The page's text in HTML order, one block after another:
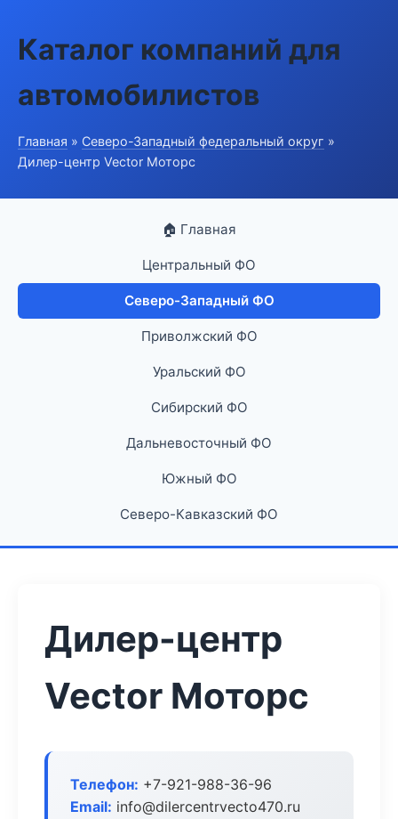
Каталог компаний для
автомобилистов
Главная » Северо-Западный федеральный округ »
Дилер-центр Vector Моторс
🏠 Главная
Центральный ФО
Северо-Западный ФО
Приволжский ФО
Уральский ФО
Сибирский ФО
Дальневосточный ФО
Южный ФО
Северо-Кавказский ФО
Дилер-центр
Vector Моторс
Телефон: +7-921-988-36-96
Email: info@dilercentrvecto470.ru